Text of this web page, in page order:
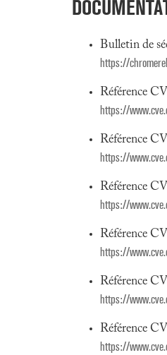
Bulletin de
https://
Référence
https://
Référence
https://
Référence
https://
Référence
https://
Référence
https://
Référence
https://